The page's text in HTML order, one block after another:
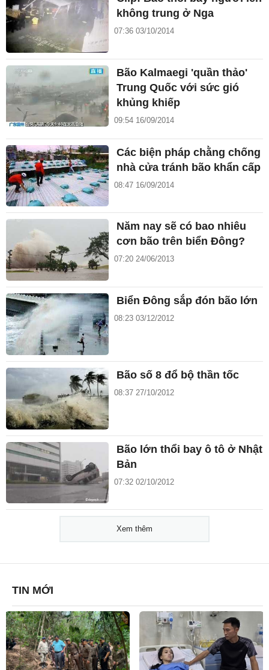
không trung ở Nga
07:36 03/10/2014
Bão Kalmaegi 'quần thảo'
Trung Quốc với sức gió
khủng khiếp
09:54 16/09/2014
Các biện pháp chằng chống
nhà cửa tránh bão khẩn cấp
08:47 16/09/2014
Năm nay sẽ có bao nhiêu
cơn bão trên biển Đông?
07:20 24/06/2013
Biển Đông sắp đón bão lớn
08:23 03/12/2012
Bão số 8 đổ bộ thần tốc
08:37 27/10/2012
Bão lớn thổi bay ô tô ở Nhật
Bản
07:32 02/10/2012
Xem thêm
TIN MỚI